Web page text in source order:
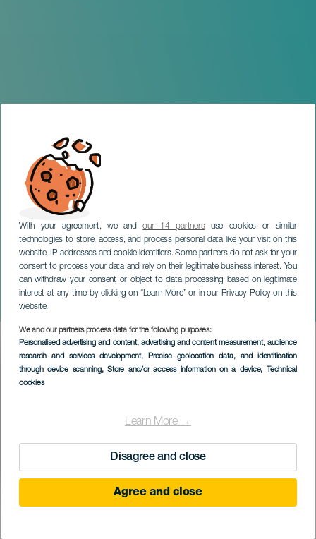
With your agreement, we andour 14 partnersuse cookies or similar
technologies to store, access, and process personal data like your visit on this
website, IP addresses and cookie identifiers. Some partners do not ask for your
consent to process your data and rely on their legitimate business interest. You
can withdraw your consent or object to data processing based on legitimate
interest at any time by clicking on “Learn More” or in our Privacy Policy on this
website.
We and our partners process data for the following purposes:
Personalised advertising and content, advertising and content measurement, audience
research and services development, Precise geolocation data, and identification
through device scanning, Store and/or access information on a device, Technical
cookies
Learn More →
Disagree and close
Agree and close
Koncert Nepředvídatelného
kvarteta
TENERIFE
Imagen
Listado